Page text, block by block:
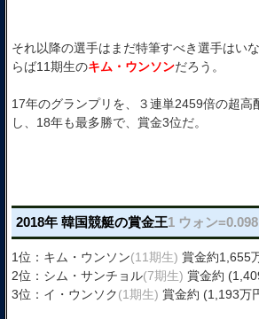
それ以降の選手はまだ特筆すべき選手はい
らば11期生のキム・ウンソンだろう。
17年のグランプリを、３連単2459倍の超高
し、18年も最多勝で、賞金3位だ。
2018年 韓国競艇の賞金王1 ウォン=0.098
1位：キム・ウンソン(11期生) 賞金約1,655
2位：シム・サンチョル(7期生) 賞金約
3位：イ・ウンソク(1期生) 賞金約 (1,193万